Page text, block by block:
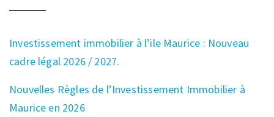
Investissement immobilier à l’ile Maurice : Nouveau
cadre légal 2026 / 2027.
Nouvelles Règles de l’Investissement Immobilier à
Maurice en 2026